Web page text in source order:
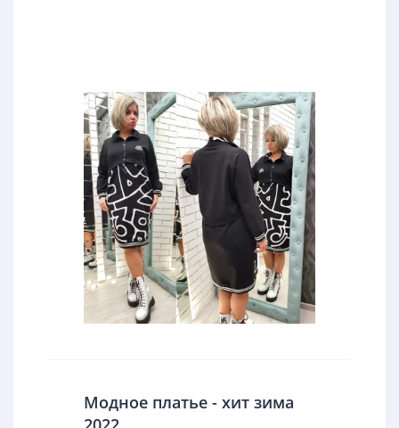
Модное платье - хит зима